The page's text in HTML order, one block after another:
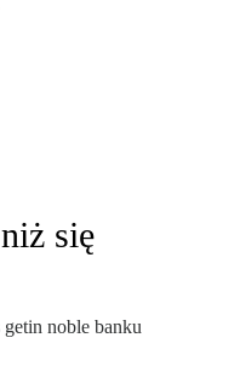
się
noble banku